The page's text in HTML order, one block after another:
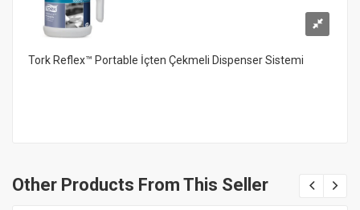
Tork Reflex™ Portable İçten Çekmeli Dispenser Sistemi
Other Products From This Seller